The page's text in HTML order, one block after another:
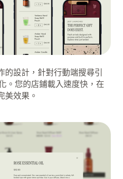
的設計，針對行動端搜尋引
。您的店鋪載入速度快，在
美效果。